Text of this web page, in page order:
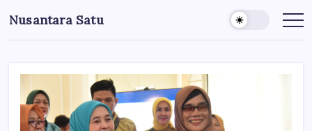
to
content
Nusantara Satu
Berita
Nusantara